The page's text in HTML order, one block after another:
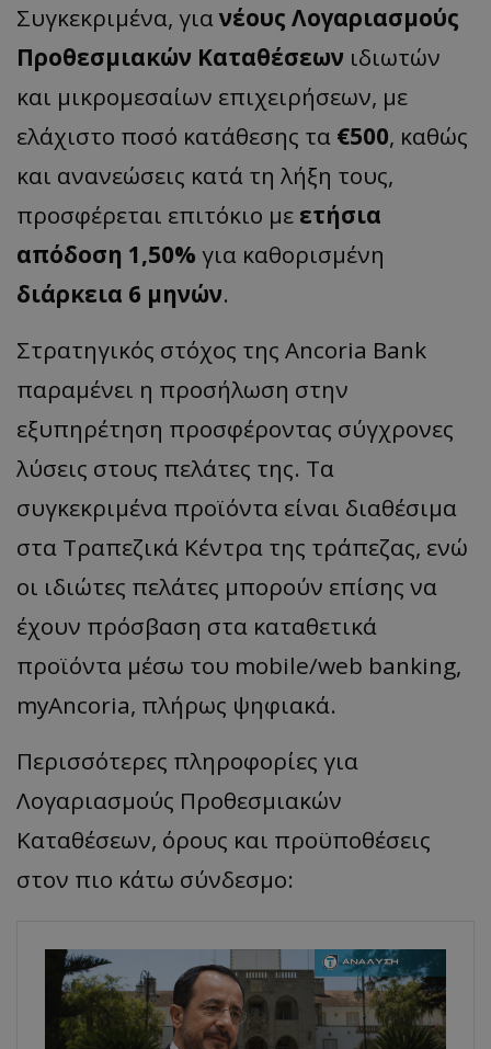
Συγκεκριμένα, γιανέους Λογαριασμούς
Προθεσμιακών Καταθέσεων ιδιωτών
και μικρομεσαίων επιχειρήσεων, με
ελάχιστο ποσό κατάθεσης τα €500, καθώς
και ανανεώσεις κατά τη λήξη τους,
προσφέρεται επιτόκιο με ετήσια
απόδοση 1,50% για καθορισμένη
διάρκεια 6 μηνών.
Στρατηγικός στόχος της Ancoria Bank
παραμένει η προσήλωση στην
εξυπηρέτηση προσφέροντας σύγχρονες
λύσεις στους πελάτες της. Τα
συγκεκριμένα προϊόντα είναι διαθέσιμα
στα Τραπεζικά Κέντρα της τράπεζας, ενώ
οι ιδιώτες πελάτες μπορούν επίσης να
έχουν πρόσβαση στα καταθετικά
προϊόντα μέσω του mobile/web banking,
myAncoria, πλήρως ψηφιακά.
Περισσότερες πληροφορίες για
Λογαριασμούς Προθεσμιακών
Καταθέσεων, όρους και προϋποθέσεις
στον πιο κάτω σύνδεσμο: